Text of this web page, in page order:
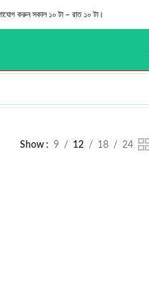
করুন সকাল ১০ টা – রাত ১০ টা।
Show 9 12 18 24